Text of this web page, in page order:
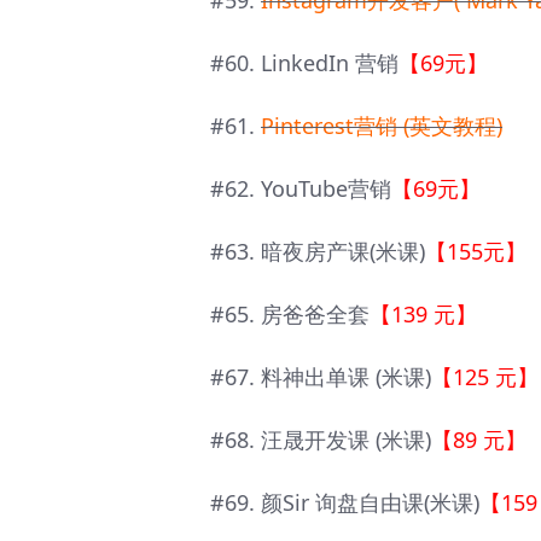
#60. LinkedIn 营销 【69元】
#61. Pinterest营销 (英文教程)
#62. YouTube营销 【69元】
#63. 暗夜房产课(米课) 【155元】
#65. 房爸爸全套 【139 元】
#67. 料神出单课 (米课) 【125 元】
#68. 汪晟开发课 (米课) 【89 元】
#69. 颜Sir 询盘自由课(米课) 【